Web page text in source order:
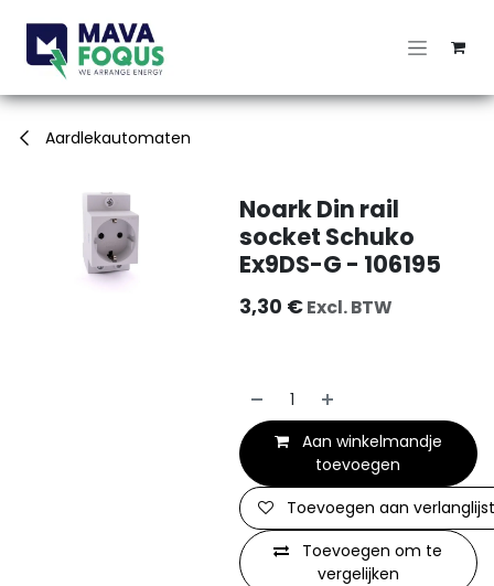
Aardlekautomaten
Noark Din rail
socket Schuko
Ex9DS-G - 106195
3,30 €Excl. BTW
Aan winkelmandje
toevoegen
Toevoegen om te
vergelijken
Toevoegen aan verlanglijst